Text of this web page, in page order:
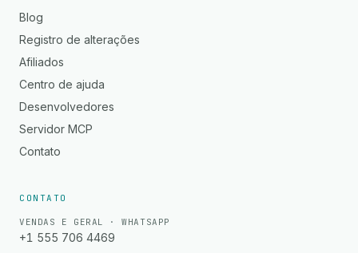
Blog
Registro de alterações
Afiliados
Centro de ajuda
Desenvolvedores
Servidor MCP
Contato
CONTATO
VENDAS E GERAL · WHATSAPP
+1 555 706 4469